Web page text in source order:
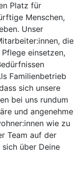
Platz für
Menschen,
Unser
die
einsetzen,
Familienbetrieb
sich unsere
bei uns rundum
und angenehme
wie zu
Team auf der
über Deine